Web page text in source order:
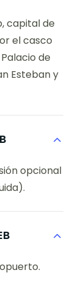
capital de
el casco
de
Esteban y
opcional